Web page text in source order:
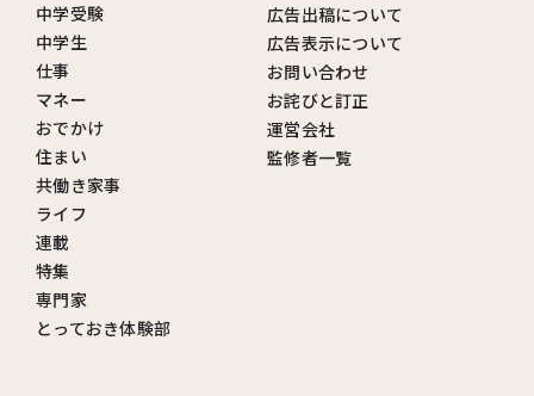
中学受験
中学生
仕事
マネー
おでかけ
住まい
共働き家事
ライフ
連載
特集
専門家
とっておき体験部
広告出稿について
広告表示について
お問い合わせ
お詫びと訂正
運営会社
監修者一覧